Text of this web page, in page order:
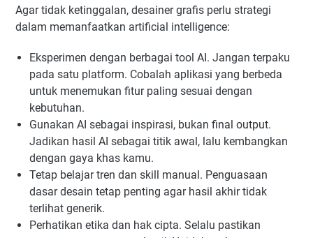
Agar tidak ketinggalan, desainer grafis perlu strategi
dalam memanfaatkan artificial intelligence:
Eksperimen dengan berbagai tool AI. Jangan terpaku
pada satu platform. Cobalah aplikasi yang berbeda
untuk menemukan fitur paling sesuai dengan
kebutuhan.
Gunakan AI sebagai inspirasi, bukan final output.
Jadikan hasil AI sebagai titik awal, lalu kembangkan
dengan gaya khas kamu.
Tetap belajar tren dan skill manual. Penguasaan
dasar desain tetap penting agar hasil akhir tidak
terlihat generik.
Perhatikan etika dan hak cipta. Selalu pastikan